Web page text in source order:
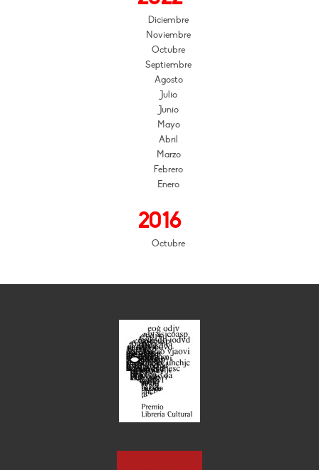
Diciembre
Noviembre
Octubre
Septiembre
Agosto
Julio
Junio
Mayo
Abril
Marzo
Febrero
Enero
2016
Octubre